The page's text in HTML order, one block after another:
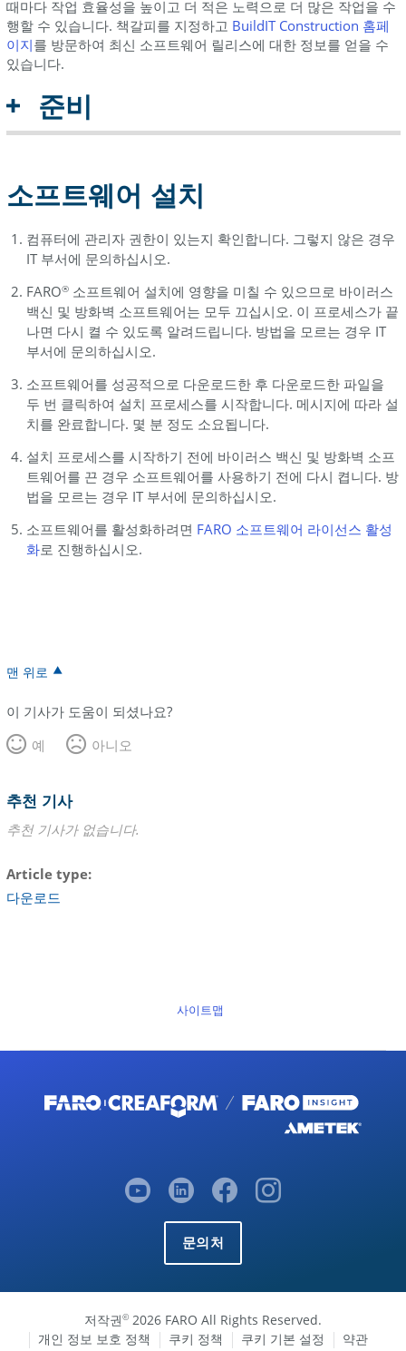
때마다 작업 효율성을 높이고 더 적은 노력으로 더 많은 작업을 수
행할 수 있습니다. 책갈피를 지정하고 BuildIT Construction 홈페
이지를 방문하여 최신 소프트웨어 릴리스에 대한 정보를 얻을 수
있습니다.
준비
소프트웨어 설치
컴퓨터에 관리자 권한이 있는지 확인합니다. 그렇지 않은 경우
IT 부서에 문의하십시오.
FARO®소프트웨어 설치에 영향을 미칠 수 있으므로 바이러스
백신 및 방화벽 소프트웨어는 모두 끄십시오. 이 프로세스가 끝
나면 다시 켤 수 있도록 알려드립니다. 방법을 모르는 경우 IT
부서에 문의하십시오.
소프트웨어를 성공적으로 다운로드한 후 다운로드한 파일을
두 번 클릭하여 설치 프로세스를 시작합니다. 메시지에 따라 설
치를 완료합니다. 몇 분 정도 소요됩니다.
설치 프로세스를 시작하기 전에 바이러스 백신 및 방화벽 소프
트웨어를 끈 경우 소프트웨어를 사용하기 전에 다시 켭니다. 방
법을 모르는 경우 IT 부서에 문의하십시오.
소프트웨어를 활성화하려면 FARO 소프트웨어 라이선스 활성
화로 진행하십시오.
맨 위로
이 기사가 도움이 되셨나요?
예
아니오
추천 기사
추천 기사가 없습니다.
Article type
다운로드
사이트맵
문의처
저작권© 2026 FARO All Rights Reserved.
개인 정보 보호 정책
쿠키 정책 쿠키 기본 설정
약관